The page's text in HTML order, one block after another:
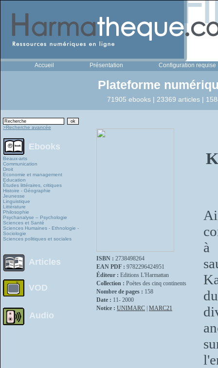
Accueil Présentation Configuration requise
Plateforme
71905 ebooks | 23369 articles |
>Recherche avancée
Ebooks
Beaux-arts
Communication
Droit
Economie et management
Education
Études littéraires, critiques
Histoire - Géographie
Jeunesse
Linguistique
Littérature
Philosophie
Psychanalyse – Psychologie
Sciences et Santé
Sciences Humaines - Ethnologie -
Sociologie
Sciences politiques et sociales
Articles
VOD
Audio
ISBN : 2738498264
EAN PDF : 9782296424951
Éditeur : Editions L'Harmattan
Collection : Poètes des cinq continents
Nombre de pages : 158
Date : 11- 2000
Notice : UNIMARC MARC21
à